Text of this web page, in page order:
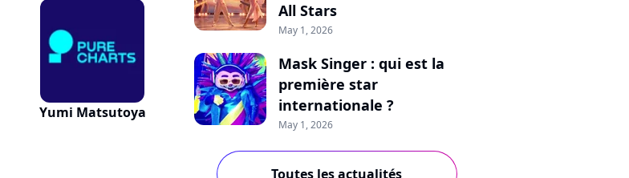
Yumi Matsutoya
All Stars
May 1, 2026
Mask Singer : qui est la
première star
internationale ?
May 1, 2026
Toutes les actualités